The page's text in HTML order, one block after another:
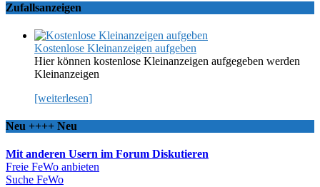
Zufallsanzeigen
Kostenlose Kleinanzeigen aufgeben
Hier können kostenlose Kleinanzeigen aufgegeben werden
Kleinanzeigen
[weiterlesen]
Neu ++++ Neu
Mit anderen Usern im Forum Diskutieren
Freie FeWo anbieten
Suche FeWo